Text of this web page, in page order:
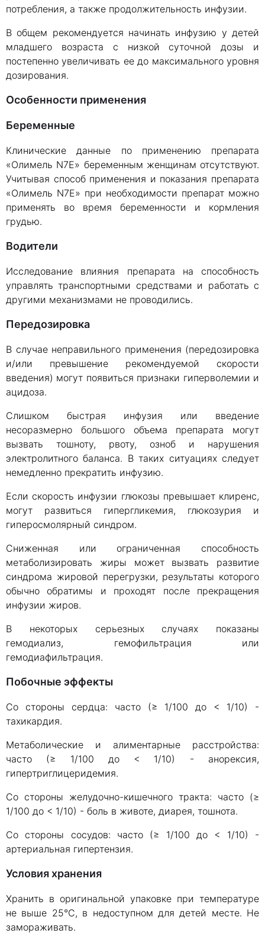
потребления, а также продолжительность инфузии.
В общем рекомендуется начинать инфузию у детей
младшего возраста с низкой суточной дозы и
постепенно увеличивать ее до максимального уровня
дозирования.
Особенности применения
Беременные
Клинические данные по применению препарата
«Олимель N7E» беременным женщинам отсутствуют.
Учитывая способ применения и показания препарата
«Олимель N7E» при необходимости препарат можно
применять во время беременности и кормления
грудью.
Водители
Исследование влияния препарата на способность
управлять транспортными средствами и работать с
другими механизмами не проводились.
Передозировка
В случае неправильного применения (передозировка
и/или превышение рекомендуемой скорости
введения) могут появиться признаки гиперволемии и
ацидоза.
Слишком быстрая инфузия или введение
несоразмерно большого объема препарата могут
вызвать тошноту, рвоту, озноб и нарушения
электролитного баланса. В таких ситуациях следует
немедленно прекратить инфузию.
Если скорость инфузии глюкозы превышает клиренс,
могут развиться гипергликемия, глюкозурия и
гиперосмолярный синдром.
Сниженная или ограниченная способность
метаболизировать жиры может вызвать развитие
синдрома жировой перегрузки, результаты которого
обычно обратимы и проходят после прекращения
инфузии жиров.
В некоторых серьезных случаях показаны
гемодиализ, гемофильтрация или
гемодиафильтрация.
Побочные эффекты
Со стороны сердца: часто (≥ 1/100 до < 1/10) -
тахикардия.
Метаболические и алиментарные расстройства:
часто (≥ 1/100 до < 1/10) - анорексия,
гипертриглицеридемия.
Со стороны желудочно-кишечного тракта: часто (≥
1/100 до < 1/10) - боль в животе, диарея, тошнота.
Со стороны сосудов: часто (≥ 1/100 до < 1/10) -
артериальная гипертензия.
Условия хранения
Хранить в оригинальной упаковке при температуре
не выше 25°С, в недоступном для детей месте. Не
замораживать.